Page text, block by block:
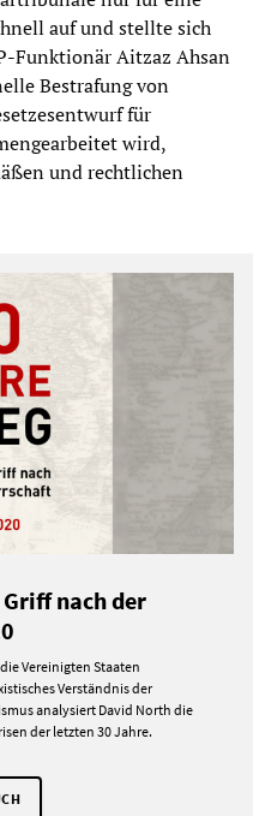
auf und stellte sich
Funktionär Aitzaz Ahsan
Bestrafung von
für
wird,
und rechtlichen
nach der
Vereinigten Staaten
Verständnis der
analysiert David North die
der letzten 30 Jahre.